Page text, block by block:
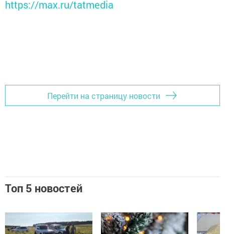
https://max.ru/tatmedia
Перейти на страницу новости
Топ 5 новостей